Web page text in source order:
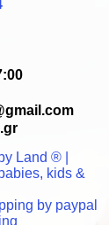
Land ® |
kids &
by paypal